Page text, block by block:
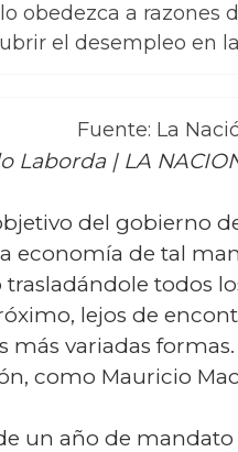
obedezca a
el desempleo en
Fuente: La
Laborda | LA
del gobierno
economía de tal
todos
lejos de
más variadas
como Mauricio
un año de